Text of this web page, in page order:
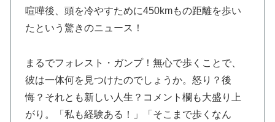
喧嘩後、頭を冷やすために450kmもの距離を歩い
たという驚きのニュース！
まるでフォレスト・ガンプ！無心で歩くことで、
彼は一体何を見つけたのでしょうか。怒り？後
悔？それとも新しい人生？コメント欄も大盛り上
がり。「私も経験ある！」「そこまで歩くなん